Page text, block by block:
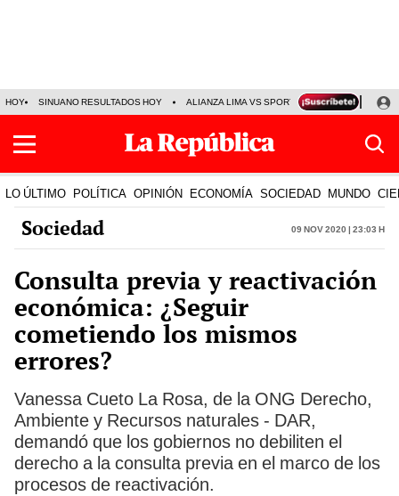
HOY SINUANO RESULTADOS HOY ALIANZA LIMA VS SPORT BOYS JORGE
LO ÚLTIMO POLÍTICA OPINIÓN ECONOMÍA SOCIEDAD MUNDO
Sociedad 09 Nov 2020 | 23:03 h
Consulta previa y reactivación
económica: ¿Seguir
cometiendo los mismos
errores?
Vanessa Cueto La Rosa, de la ONG Derecho,
Ambiente y Recursos naturales - DAR,
demandó que los gobiernos no debiliten el
derecho a la consulta previa en el marco de los
procesos de reactivación.